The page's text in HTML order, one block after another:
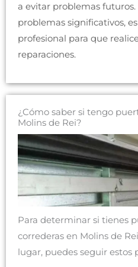
a evitar problemas
problemas significativos,
profesional para que
reparaciones.
¿Cómo saber si tengo
Molins de Rei?
Para determinar si tienes
correderas en Molins de
lugar, puedes seguir estos